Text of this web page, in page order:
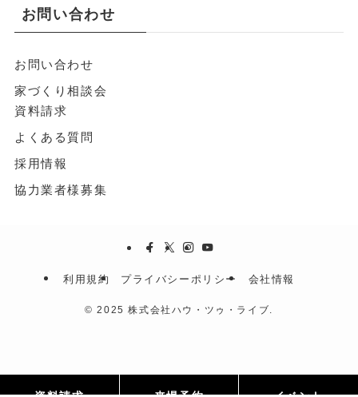
お問い合わせ
お問い合わせ
家づくり相談会
資料請求
よくある質問
採用情報
協力業者様募集
利用規約 プライバシーポリシー 会社情報
© 2025 株式会社ハウ・ツゥ・ライブ.